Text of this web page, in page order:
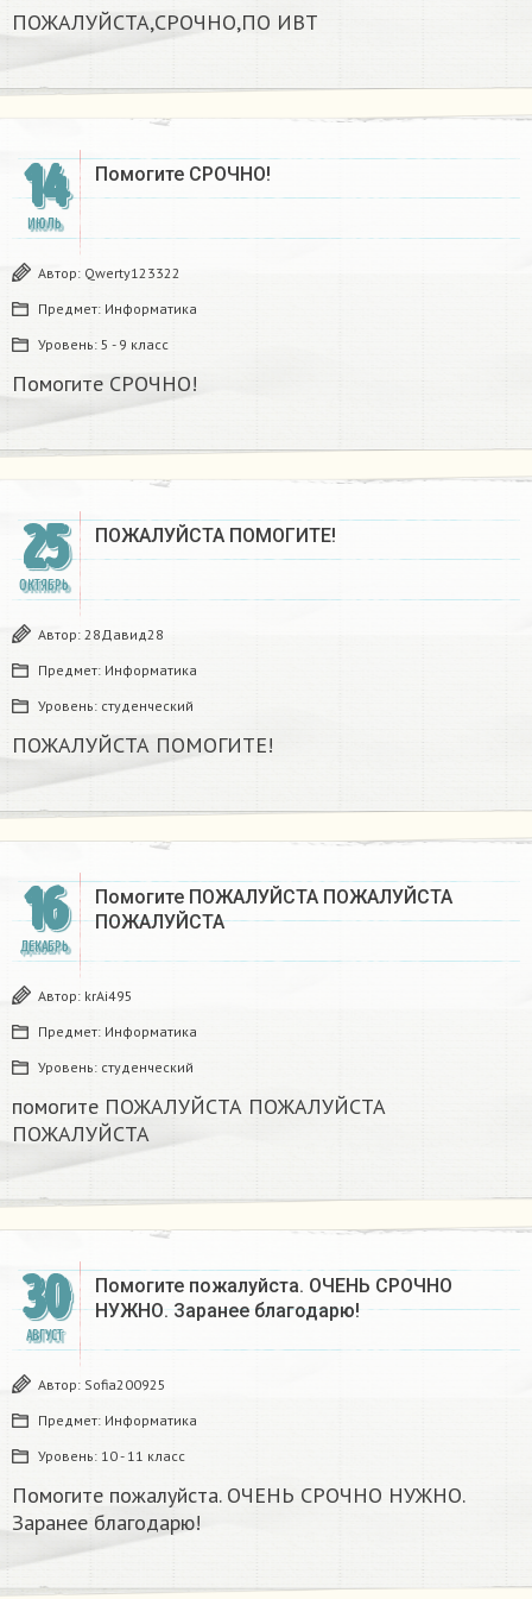
ПОЖАЛУЙСТА,СРОЧНО,ПО ИВТ
14
ИЮЛЬ
Помогите СРОЧНО! ​
Автор: Qwerty123322
Предмет: Информатика
Уровень: 5 - 9 класс
Помогите СРОЧНО! ​
25
ОКТЯБРЬ
ПОЖАЛУЙСТА ПОМОГИТЕ!​
Автор: 28Давид28
Предмет: Информатика
Уровень: студенческий
ПОЖАЛУЙСТА ПОМОГИТЕ!​
16
ДЕКАБРЬ
Помогите ПОЖАЛУЙСТА ПОЖАЛУЙСТА
ПОЖАЛУЙСТА ​
Автор: krAi495
Предмет: Информатика
Уровень: студенческий
помогите ПОЖАЛУЙСТА ПОЖАЛУЙСТА
ПОЖАЛУЙСТА ​
30
АВГУСТ
Помогите пожалуйста. ОЧЕНЬ СРОЧНО
НУЖНО. Заранее благодарю! ​
Автор: Sofia200925
Предмет: Информатика
Уровень: 10 - 11 класс
Помогите пожалуйста. ОЧЕНЬ СРОЧНО НУЖНО.
Заранее благодарю! ​